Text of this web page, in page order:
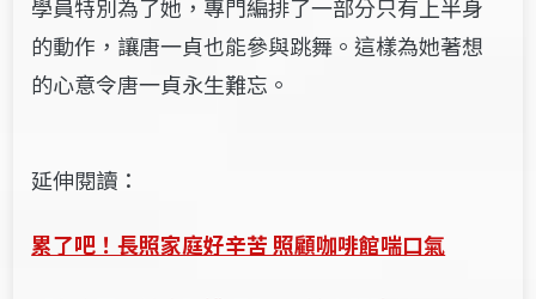
學員特別為了她，專門編排了一部分只有上半身
的動作，讓唐一貞也能參與跳舞。這樣為她著想
的心意令唐一貞永生難忘。
延伸閱讀：
累了吧！長照家庭好辛苦 照顧咖啡館喘口氣